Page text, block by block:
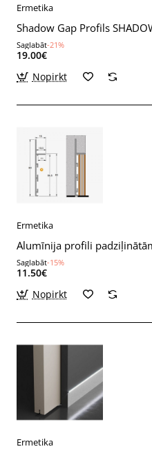
Ermetika
Shadow Gap Profils
Saglabāt-21%
19.00€
Nopirkt
Ermetika
Alumīnija profili
Saglabāt-15%
11.50€
Nopirkt
Ermetika